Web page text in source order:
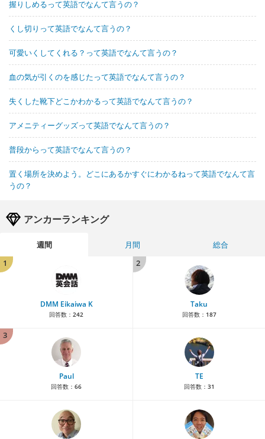
握りしめるって英語でなんて言うの？
くし切りって英語でなんて言うの？
可愛いくしてくれる？って英語でなんて言うの？
血の気が引くのを感じたって英語でなんて言うの？
失くした靴下どこかわかるって英語でなんて言うの？
アメニティーグッズって英語でなんて言うの？
普段からって英語でなんて言うの？
置く場所を決めよう。どこにあるかすぐにわかるねって英語でなんて言
うの？
アンカーランキング
週間 月間
総合
1
DMM Eikaiwa K
回答数： 242
2
Taku
回答数： 187
3
Paul
回答数： 66
TE
回答数： 31